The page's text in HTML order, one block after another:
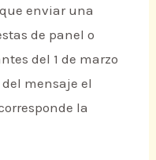
enviar una
de panel o
del 1 de marzo
mensaje el
la